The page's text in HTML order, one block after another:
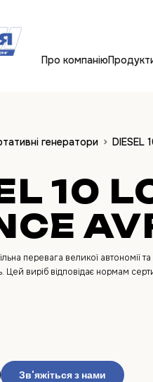
Про компанію
генератори DIESEL
10
перевага великої автономії
Цей виріб відповідає нормам
Зв'яжіться з нами